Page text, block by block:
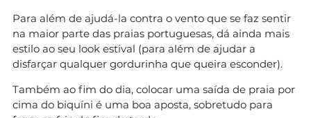
Para além de ajudá-la contra o vento que se faz sentir
na maior parte das praias portuguesas, dá ainda mais
estilo ao seu look estival (para além de ajudar a
disfarçar qualquer gordurinha que queira esconder).
Também ao fim do dia, colocar uma saída de praia por
cima do biquíni é uma boa aposta, sobretudo para